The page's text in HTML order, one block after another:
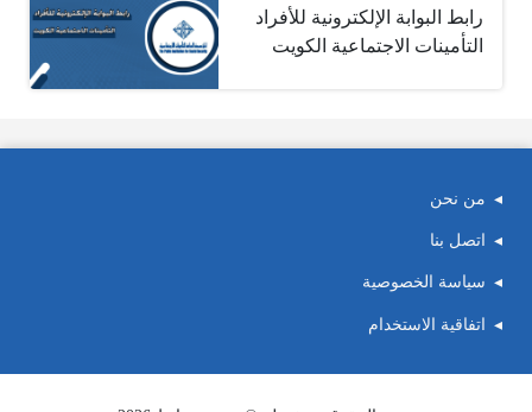
رابط البوابة الإلكترونية للأفراد
التأمينات الاجتماعية الكويت
من نحن
اتصل بنا
سياسة الخصوصية
اتفاقية الاستخدام